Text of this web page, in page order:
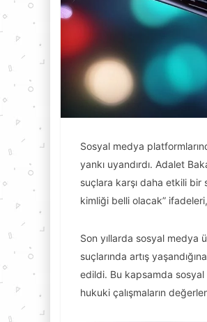
Sosyal medya
yankı uyandırdı. Adalet
suçlara karşı daha etkili bir
kimliği belli olacak”
Son yıllarda sosyal medya
suçlarında artış
edildi. Bu kapsamda sosyal
hukuki çalışmaların